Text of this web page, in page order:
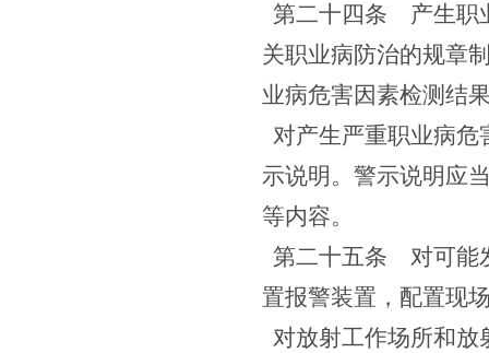
第二十四条 产生职
关职业病防治的规章
业病危害因素检测结
对产生严重职业病危
示说明。警示说明应
等内容。
第二十五条 对可能
置报警装置，配置现
对放射工作场所和放